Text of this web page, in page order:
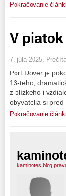
Pokračovanie
V
7. júla 2025,
Port Dover je
13-teho,
z blízkeho i
obyvatelia si
Pokračovanie